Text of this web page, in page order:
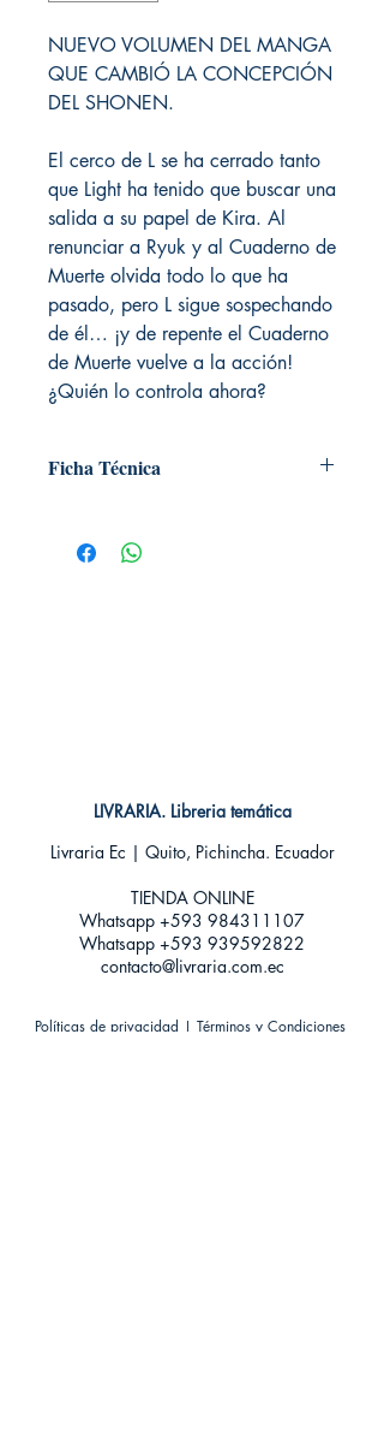
NUEVO VOLUMEN DEL MANGA
QUE CAMBIÓ LA CONCEPCIÓN
DEL SHONEN.
El cerco de L se ha cerrado tanto
que Light ha tenido que buscar una
salida a su papel de Kira. Al
renunciar a Ryuk y al Cuaderno de
Muerte olvida todo lo que ha
pasado, pero L sigue sospechando
de él… ¡y de repente el Cuaderno
de Muerte vuelve a la acción!
¿Quién lo controla ahora?
Ficha Técnica
Editorial: Norma
Idioma: Castellano
LIVRARIA. Libreria temática
Livraria Ec | Quito, Pichincha. Ecuador
TIENDA ONLINE​
Whatsapp +593 984311107
Whatsapp +593 939592822
contacto@livraria.com.ec
Políticas de privacidad | Términos y Condiciones